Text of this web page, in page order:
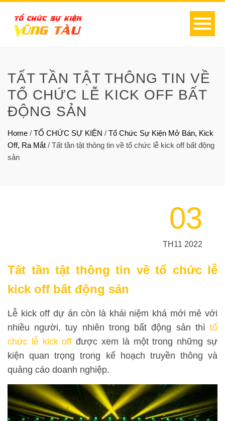
TẤT TẦN TẬT THÔNG TIN VỀ
TỔ CHỨC LỄ KICK OFF BẤT
ĐỘNG SẢN
Home / TỔ CHỨC SỰ KIỆN / Tổ Chức Sự Kiện Mở Bán, Kick
Off, Ra Mắt / Tất tần tật thông tin về tổ chức lễ kick off bất động
sản
03
TH11 2022
Tất tần tật thông tin về tổ chức lễ
kick off bất động sản
Lễ kick off dự án còn là khái niệm khá mới mẻ với
nhiều người, tuy nhiên trong bất động sản thì tổ
chức lễ kick off được xem là một trong những sự
kiện quan trọng trong kế hoạch truyền thông và
quảng cáo doanh nghiệp.